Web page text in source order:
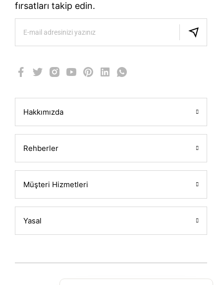
fırsatları takip edin.
Hakkımızda
Rehberler
Müşteri Hizmetleri
Yasal